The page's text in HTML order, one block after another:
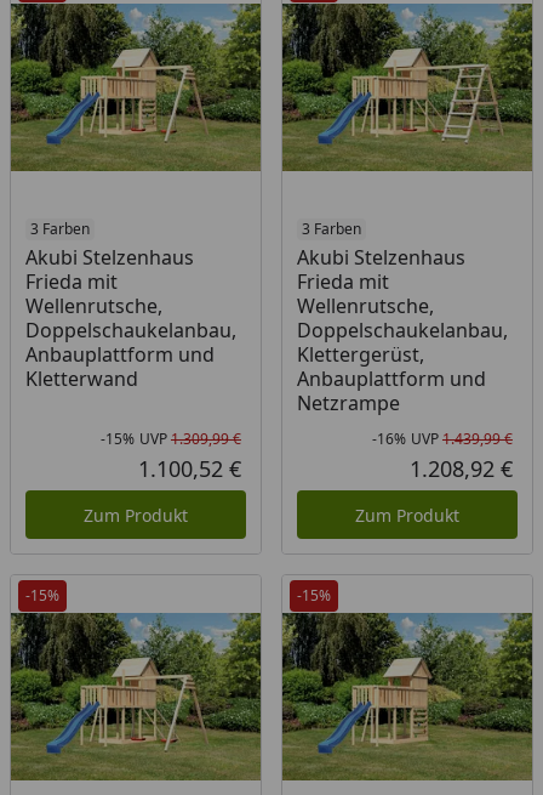
3 Farben
Akubi Stelzenhaus
Frieda mit
Wellenrutsche,
Doppelschaukelanbau,
Anbauplattform und
Kletterwand
Rabatt in Prozent
-15%
Ursprünglicher Preis
UVP1.309,99 €
Aktueller Preis
1.100,52 €
Zum Produkt
3 Farben
Akubi Stelzenhaus
Frieda mit
Wellenrutsche,
Doppelschaukelanbau,
Klettergerüst,
Anbauplattform und
Netzrampe
-16% UVP1.439,99 €
1.208,92 €
Zum Produkt
-15% -15%